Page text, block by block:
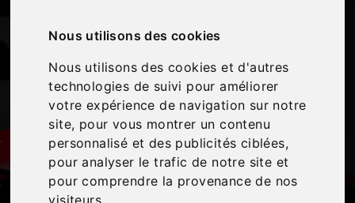
Nous utilisons des cookies
Nous utilisons des cookies et d'autres
technologies de suivi pour améliorer
votre expérience de navigation sur notre
site, pour vous montrer un contenu
personnalisé et des publicités ciblées,
pour analyser le trafic de notre site et
pour comprendre la provenance de nos